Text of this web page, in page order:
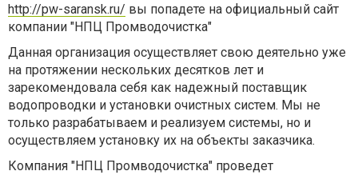
http://pw-saransk.ru/ вы попадете на официальный сайт
компании "НПЦ Промводочистка"
Данная организация осуществляет свою деятельно уже
на протяжении нескольких десятков лет и
зарекомендовала себя как надежный поставщик
водопроводки и установки очистных систем. Мы не
только разрабатываем и реализуем системы, но и
осуществляем установку их на объекты заказчика.
Компания "НПЦ Промводочистка" проведет